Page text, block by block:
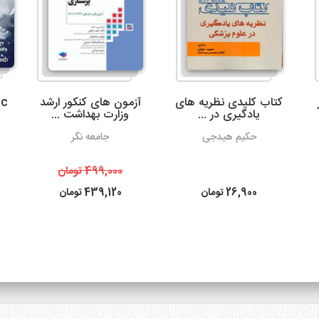
می‌شود.
3- پست پیشتاز و سفارشی
ساعت بعد از ثبت سفارش می باشد. البته در مناسبت های خاص و
آزمون های کنکور ارشد
وزارت بهداشت ...
جامعه نگر
499,000تومان
439,120تومان
کتاب کلیدی نظریه های
یادگیری در ...
حکیم هیدجی
26,900تومان